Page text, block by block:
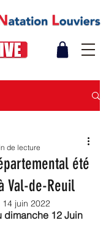
été
Val-de-Reuil
de lecture
14 juin 2022
dimanche 12 Juin